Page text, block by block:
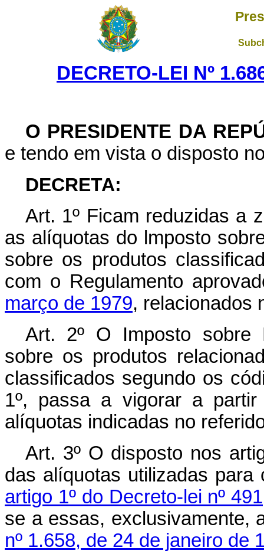
DECRETO-LEI Nº
O PRESIDENTE DA
e tendo em vista o disposto
DECRETA:
Art. 1º Ficam reduzidas a
as alíquotas do lmposto
sobre os produtos
com o Regulamento
março de 1979, relacionados
Art. 2º O Imposto sobre
sobre os produtos
classificados segundo os
1º, passa a vigorar a
alíquotas indicadas no
Art. 3º O disposto nos
das alíquotas utilizadas
artigo 1º do Decreto-lei nº
se a essas, exclusivamente,
nº 1.658, de 24 de janeiro de